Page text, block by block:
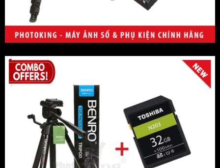
Wasabi
Fotomate
Slik
WEIFENG
Viltrox
Nissin
PhotoKing
Lowepro
Aerfeis